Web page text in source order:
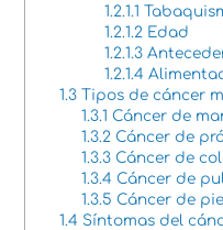
1.2.1.1
1.2.1.2 Edad
1.2.1.3
1.2.1.4
1.3Tipos de cáncer
1.3.1 Cáncer de
1.3.2 Cáncer de
1.3.3 Cáncer de
1.3.4 Cáncer de
1.3.5 Cáncer de
1.4 Síntomas del